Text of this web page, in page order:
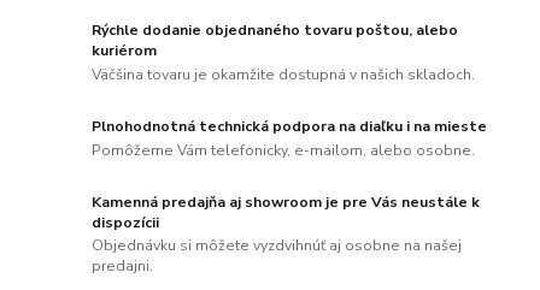
Rýchle dodanie objednaného tovaru poštou, alebo
kuriérom
Väčšina tovaru je okamžite dostupná v našich skladoch.
Plnohodnotná technická podpora na diaľku i na mieste
Pomôžeme Vám telefonicky, e-mailom, alebo osobne.
Kamenná predajňa aj showroom je pre Vás neustále k
dispozícii
Objednávku si môžete vyzdvihnúť aj osobne na našej
predajni.